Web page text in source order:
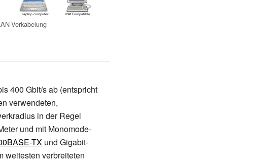
Verkabelung
400 Gbit/s ab (entspricht
verwendeten,
in der Regel
und mit Monomode-
TX und Gigabit-
weitesten verbreiteten